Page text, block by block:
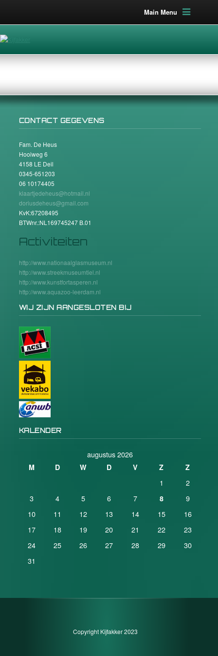
Main Menu
CONTACT GEGEVENS
Fam. De Heus
Hooiweg 6
4158 LE Deil
0345-651203
06 10174405
klaartjedeheus@hotmail.nl
doriusdeheus@gmail.com
KvK:67208495
BTWnr.:NL169745247 B.01
Activiteiten
http://www.nationaalglasmuseum.nl
http://www.streekmuseumtiel.nl
http://www.kunstfortasperen.nl
http://www.aquazoo-leerdam.nl
WIJ ZIJN AANGESLOTEN BIJ
KALENDER
augustus 2026
M D W D V Z Z
1
2
3
4 5 6 7 8
9
10
11 12 13 14 15
16
17
18 19 20 21 22
23
24
25 26 27 28 29
30
31
Copyright Kijfakker 2023